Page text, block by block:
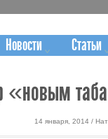
Новости Статьи
«новым
14 января, 2014 /